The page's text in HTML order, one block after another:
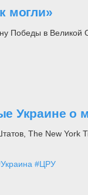
могли»
Победы в Великой
Украине о
The New York
#ЦРУ